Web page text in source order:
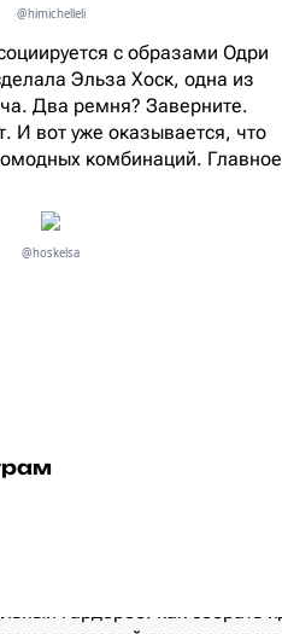
@himichelleli
с образами Одри
Эльза Хоск, одна из
Два ремня? Заверните.
И вот уже оказывается, что
комбинаций. Главное
@hoskelsa